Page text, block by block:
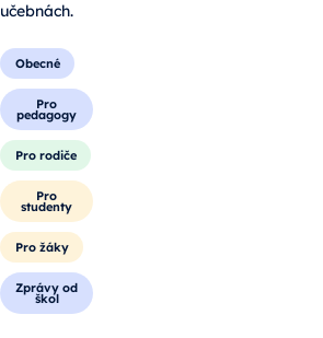
učebnách.
Obecné
Pro
pedagogy
Pro rodiče
Pro
studenty
Pro žáky
Zprávy od
škol